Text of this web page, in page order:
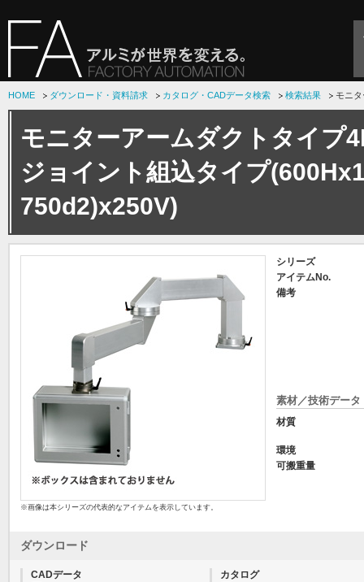
HOME ダウンロード・資料請求 カタログ・CADデータ検索 検索結果 モニ
モニターアームダクトタイプ
ジョイント組込タイプ
750d2)x250V)
※画像は本シリーズの代表的なアイテムを表示しています。
シリーズ
アイテムNo.
備考
素材／技術データ
材質
環境
可搬重量
ダウンロード
CADデータ
カタログ